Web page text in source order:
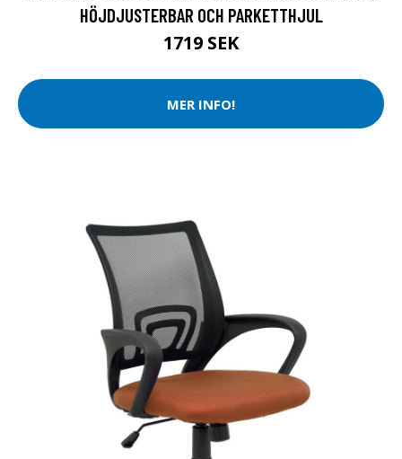
HÖJDJUSTERBAR OCH PARKETTHJUL
1719 SEK
MER INFO!